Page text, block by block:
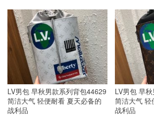
LV男包 早秋男款系列背包44629
简洁大气 轻便耐看 夏天必备的
战利品
LV男包 早
简洁大气 轻
战利品